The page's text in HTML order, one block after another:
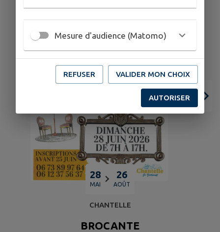
28
MAI
26
AOÛT
CHANTELLE
BROCANTE
Mesure d'audience (Matomo)
REFUSER VALIDER MON CHOIX
AUTORISER